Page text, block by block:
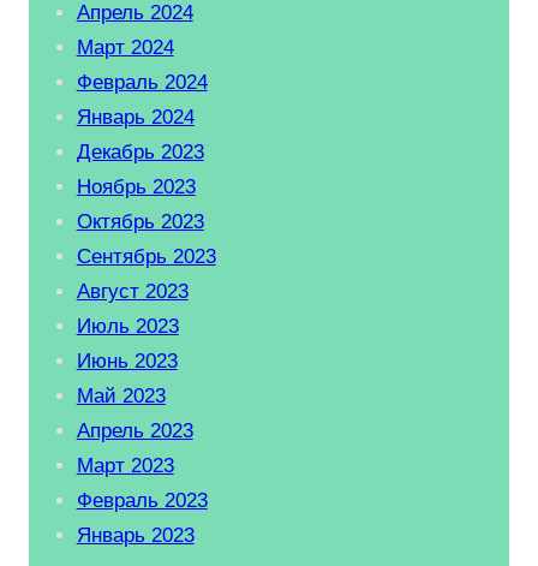
Апрель 2024
Март 2024
Февраль 2024
Январь 2024
Декабрь 2023
Ноябрь 2023
Октябрь 2023
Сентябрь 2023
Август 2023
Июль 2023
Июнь 2023
Май 2023
Апрель 2023
Март 2023
Февраль 2023
Январь 2023